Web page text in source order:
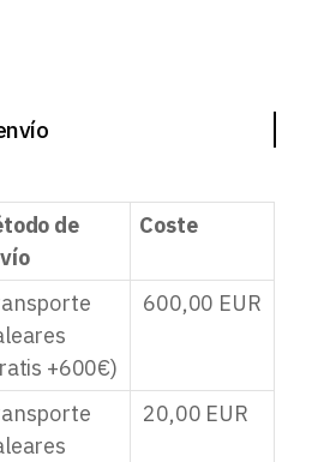
de
Coste
+600€)
600,00 EUR
20,00 EUR